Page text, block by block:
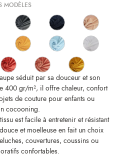
MODÈLES
séduit par sa douceur et son
400 gr/m², il offre chaleur, confort
de couture pour enfants ou
cocooning.
est facile à entretenir et résistant
et moelleuse en fait un choix
couvertures, coussins ou
confortables.